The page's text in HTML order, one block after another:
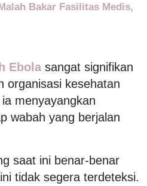
Bakar Fasilitas Medis,
Ebola sangat signifikan
organisasi kesehatan
menyayangkan
wabah yang berjalan
saat ini benar-benar
tidak segera terdeteksi.